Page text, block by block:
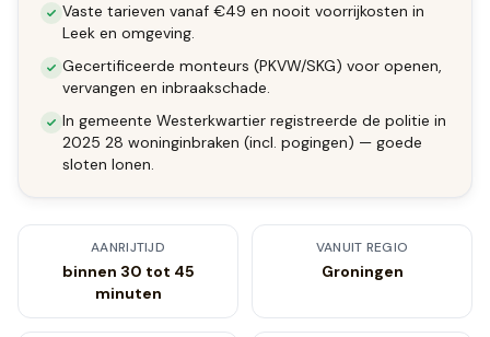
Vaste tarieven vanaf €49 en nooit voorrijkosten in
Leek en omgeving.
Gecertificeerde monteurs (PKVW/SKG) voor openen,
vervangen en inbraakschade.
In gemeente Westerkwartier registreerde de politie in
2025 28 woninginbraken (incl. pogingen) — goede
sloten lonen.
AANRIJTIJD
binnen 30 tot 45
minuten
VANUIT REGIO
Groningen